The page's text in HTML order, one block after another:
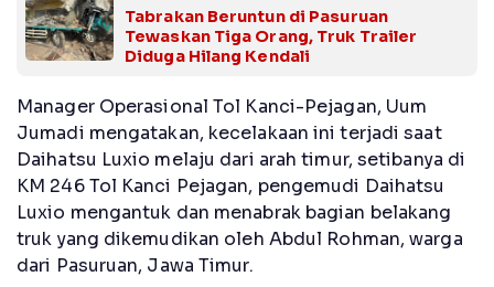
Tabrakan Beruntun di Pasuruan
Tewaskan Tiga Orang, Truk Trailer
Diduga Hilang Kendali
Manager Operasional Tol Kanci-Pejagan, Uum
Jumadi mengatakan, kecelakaan ini terjadi saat
Daihatsu Luxio melaju dari arah timur, setibanya di
KM 246 Tol Kanci Pejagan, pengemudi Daihatsu
Luxio mengantuk dan menabrak bagian belakang
truk yang dikemudikan oleh Abdul Rohman, warga
dari Pasuruan, Jawa Timur.